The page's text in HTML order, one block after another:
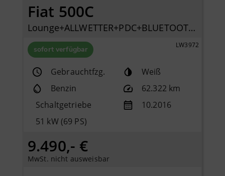
Fiat 500C
Lounge+ALLWETTER+PDC+BLUETOOTH+KLIMAAUTOMATIK+
sofort verfügbar LW3972
Gebrauchtfzg.
Weiß
Benzin
62.322 km
Schaltgetriebe
10.2016
51 kW (69 PS)
9.490,- €
MwSt. nicht ausweisbar